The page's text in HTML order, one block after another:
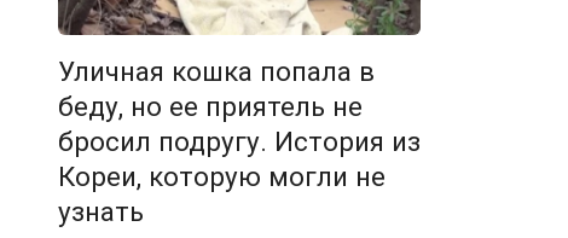
Уличная кошка попала в
беду, но ее приятель не
бросил подругу. История из
Кореи, которую могли не
узнать